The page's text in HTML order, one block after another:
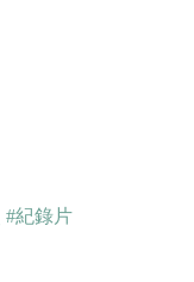
#紀錄片